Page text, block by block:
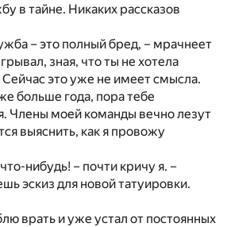
в тайне. Никаких рассказов
– это полный бред, – мрачнеет
зная, что ты не хотела
Сейчас это уже не имеет смысла.
больше года, пора тебе
Члены моей команды вечно лезут
выяснить, как я провожу
нибудь! – почти кричу я. –
эскиз для новой татуировки.
врать и уже устал от постоянных